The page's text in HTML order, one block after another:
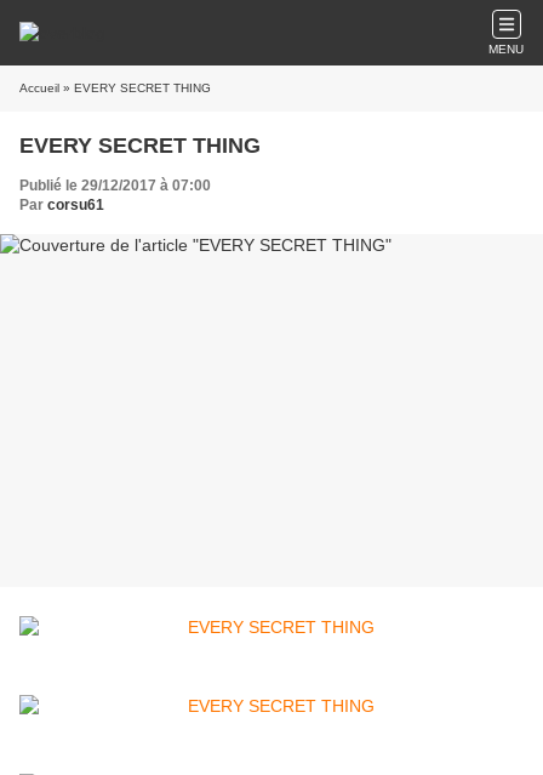
MENU
Accueil » EVERY SECRET THING
EVERY SECRET THING
Publié le 29/12/2017 à 07:00
Par corsu61